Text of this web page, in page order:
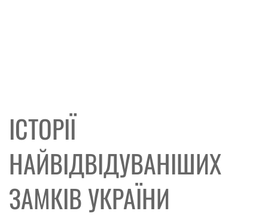
ІСТОРІЇ
НАЙВІДВІДУВАНІШИХ
ЗАМКІВ УКРАЇНИ